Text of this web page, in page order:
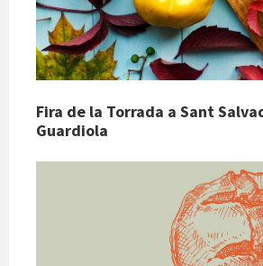
Fira de la Torrada a Sant
Guardiola